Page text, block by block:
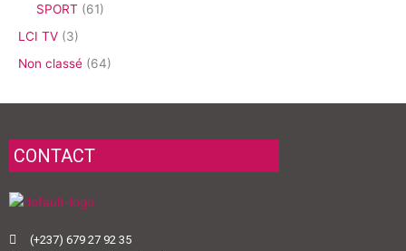
SPORT (61)
LCI TV (3)
Non classé (64)
CONTACT
(+237) 679 27 92 35